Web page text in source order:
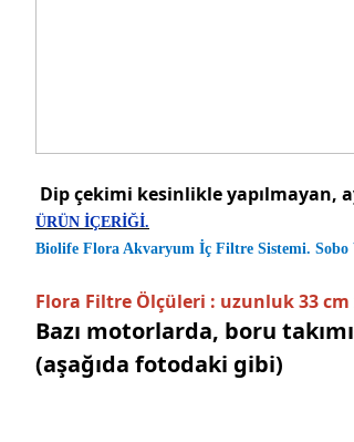
Dip çekimi kesinlikle yapılmayan,
ÜRÜN İÇERİĞİ.
Biolife Flora Akvaryum İç Filtre Sistemi.
Flora Filtre Ölçüleri : uzunluk 33 cm
Bazı motorlarda, boru
(aşağıda fotodaki gibi)